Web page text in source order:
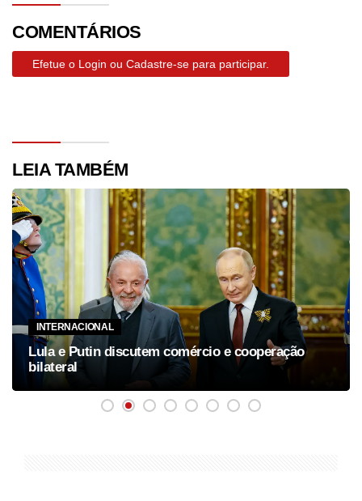
COMENTÁRIOS
Efetue o Login ou Cadastre-se para participar.
LEIA TAMBÉM
INTERNACIONAL
Lula e Putin discutem comércio e cooperação
bilateral